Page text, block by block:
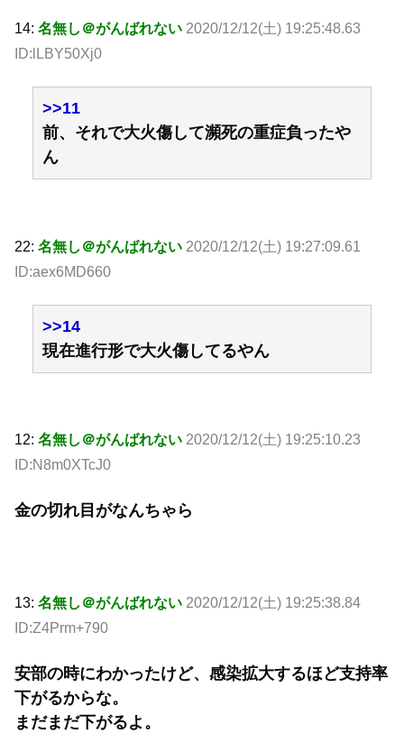
14: 名無し＠がんばれない 2020/12/12(土) 19:25:48.63
ID:lLBY50Xj0
>>11
前、それで大火傷して瀕死の重症負ったや
ん
22: 名無し＠がんばれない 2020/12/12(土) 19:27:09.61
ID:aex6MD660
>>14
現在進行形で大火傷してるやん
12: 名無し＠がんばれない 2020/12/12(土) 19:25:10.23
ID:N8m0XTcJ0
金の切れ目がなんちゃら
13: 名無し＠がんばれない 2020/12/12(土) 19:25:38.84
ID:Z4Prm+790
安部の時にわかったけど、感染拡大するほど支持率
下がるからな。
まだまだ下がるよ。